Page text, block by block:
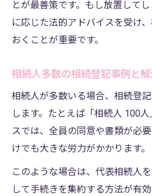
とが最善策です。もし放置して
に応じた法的アドバイスを受け
おくことが重要です。
相続人多数の相続登記事例と
相続人が多数いる場合、相続登
します。たとえば「相続人 100
スでは、全員の同意や書類が必
けでも大きな労力がかかります。
このような場合は、代表相続人
して手続きを集約する方法が有